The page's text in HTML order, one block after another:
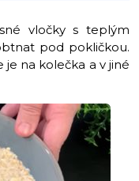
vločky s teplým
pod pokličkou.
na kolečka a v jiné